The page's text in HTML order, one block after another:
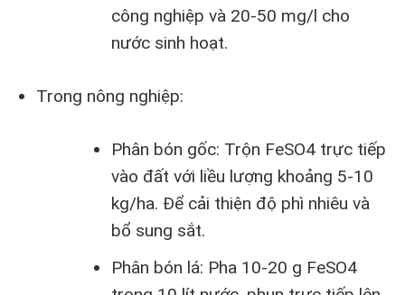
công nghiệp và 20-50 mg/l cho
nước sinh hoạt.
Trong nông nghiệp:
Phân bón gốc: Trộn FeSO4 trực tiếp
vào đất với liều lượng khoảng 5-10
kg/ha. Để cải thiện độ phì nhiêu và
bổ sung sắt.
Phân bón lá: Pha 10-20 g FeSO4